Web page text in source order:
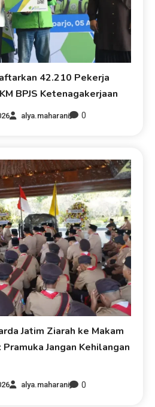
42.210 Pekerja
BPJS Ketenagakerjaan
alya.maharani 0
Jatim Ziarah ke Makam
Jangan Kehilangan
alya.maharani 0